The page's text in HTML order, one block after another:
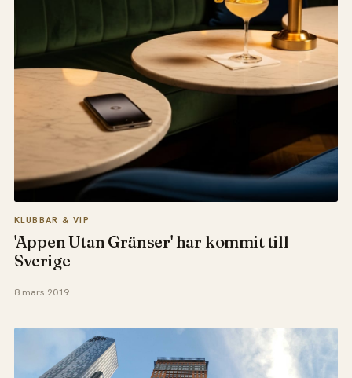
KLUBBAR & VIP
'Appen Utan Gränser' har kommit till
Sverige
8 mars 2019